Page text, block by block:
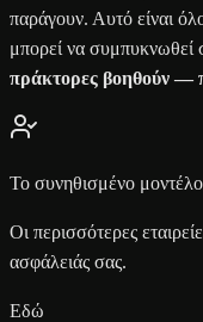
παράγουν. Αυτό είναι
μπορεί να συμπυκνωθεί
πράκτορες βοηθούν —
Το συνηθισμένο μοντέλο
Οι περισσότερες
ασφάλειάς σας.
Εδώ